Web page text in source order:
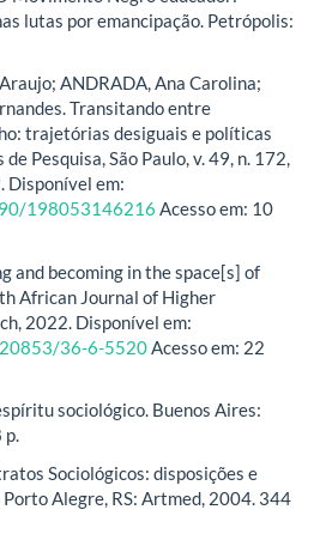
lutas por emancipação. Petrópolis:
ANDRADA, Ana Carolina;
Transitando entre
trajetórias desiguais e políticas
Pesquisa, São Paulo, v. 49, n. 172,
Disponível em:
198053146216 Acesso em: 10
and becoming in the space[s] of
African Journal of Higher
2022. Disponível em:
36-6-5520Acesso em: 22
sociológico. Buenos Aires:
p.
Sociológicos: disposições e
Alegre, RS: Artmed, 2004. 344